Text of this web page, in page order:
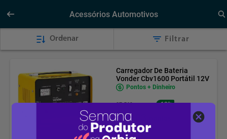
Acessórios Automotivos
Ordenar Filtrar
Carregador De Bateria
Vonder Cbv1600 Portátil 12V
Pontos + Dinheiro
27.569 pontos -13%
24.103